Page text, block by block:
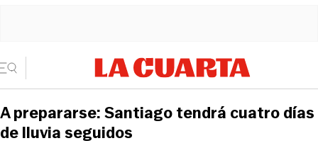
A prepararse: Santiago tendrá cuatro días
de lluvia seguidos